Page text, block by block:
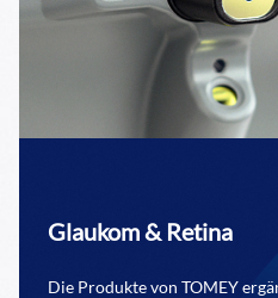
Glaukom & Retina
Die Produkte von TOMEY